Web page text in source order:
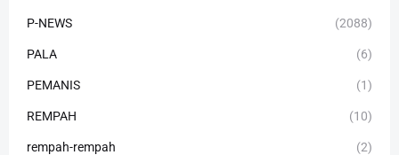
P-NEWS (2088)
PALA (6)
PEMANIS (1)
REMPAH (10)
rempah-rempah (2)